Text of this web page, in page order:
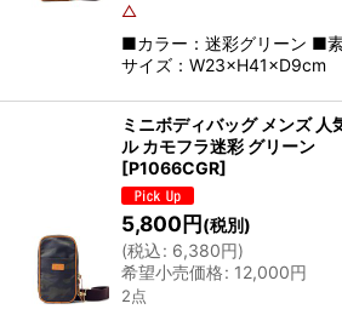
△
■カラー：迷彩グリーン ■
サイズ：W23×H41×D9cm
ミニボディバッグ メンズ 人
ル カモフラ迷彩 グリーン
[P1066CGR]
5,800円(税別)
(税込: 6,380円)
希望小売価格: 12,000円
2点